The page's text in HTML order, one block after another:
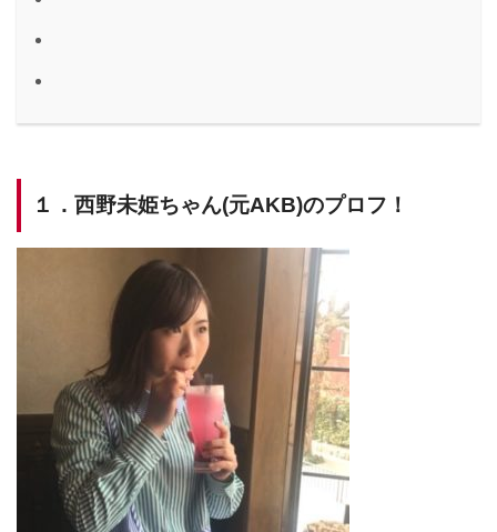
１．西野未姫ちゃん(元AKB)のプロフ！